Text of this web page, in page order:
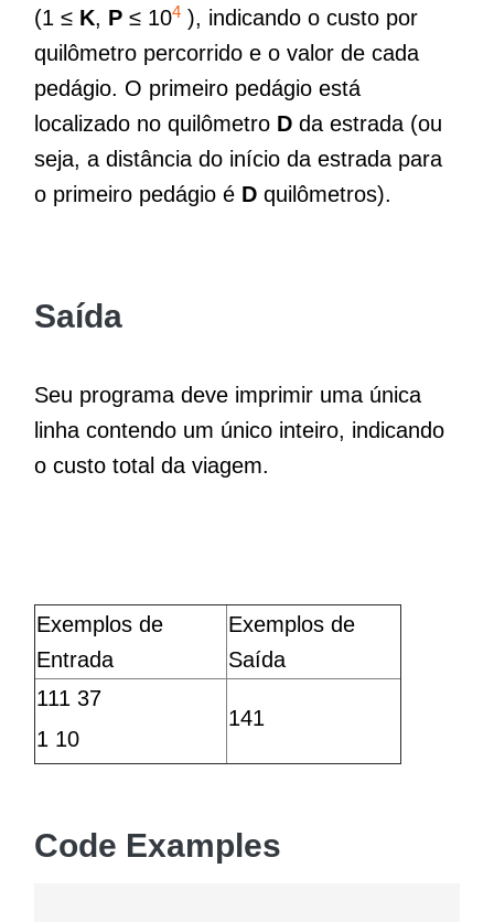
(1 ≤ K, P ≤ 104 ), indicando o custo por
quilômetro percorrido e o valor de cada
pedágio. O primeiro pedágio está
localizado no quilômetro D da estrada (ou
seja, a distância do início da estrada para
o primeiro pedágio é D quilômetros).
Saída
Seu programa deve imprimir uma única
linha contendo um único inteiro, indicando
o custo total da viagem.
Exemplos de
Entrada
Exemplos de
Saída
111 37
1 10
141
Code Examples